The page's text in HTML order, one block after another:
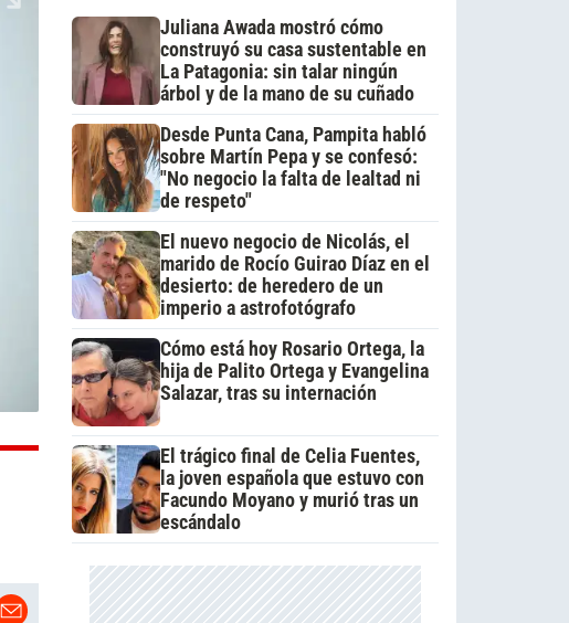
Juliana Awada mostró cómo
construyó su casa sustentable en
La Patagonia: sin talar ningún
árbol y de la mano de su cuñado
Desde Punta Cana, Pampita habló
sobre Martín Pepa y se confesó:
"No negocio la falta de lealtad ni
de respeto"
El nuevo negocio de Nicolás, el
marido de Rocío Guirao Díaz en el
desierto: de heredero de un
imperio a astrofotógrafo
Cómo está hoy Rosario Ortega, la
hija de Palito Ortega y Evangelina
Salazar, tras su internación
El trágico final de Celia Fuentes,
la joven española que estuvo con
Facundo Moyano y murió tras un
escándalo